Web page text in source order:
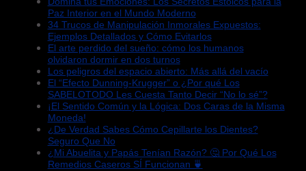
Paz Interior en el Mundo Moderno
34 Trucos de Manipulación Inmorales Expuestos:
Ejemplos Detallados y Cómo Evitarlos
El arte perdido del sueño: cómo los humanos
olvidaron dormir en dos turnos
Los peligros del espacio abierto: Más allá del vacío
El “Efecto Dunning-Krugger” o ¿Por qué Los
SABELOTODO Les Cuesta Tanto Decir “No lo sé”?
¡El Sentido Común y la Lógica: Dos Caras de la Misma
Moneda!
¿De Verdad Sabes Cómo Cepillarte los Dientes?
Seguro Que No
¿Mi Abuelita y Papás Tenían Razón? 🤔 Por Qué Los
Remedios Caseros SÍ Funcionan 🍵